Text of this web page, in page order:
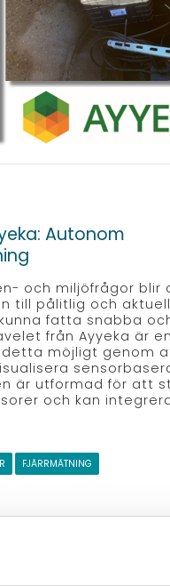
Autonom
och miljöfrågor blir
till pålitlig och
fatta snabba
från Ayyeka är en
möjligt genom
är utformad för att
och kan
FJÄRRMÄTNING